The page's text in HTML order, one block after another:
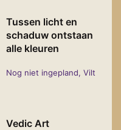
Tussen licht en
schaduw ontstaan
alle kleuren
Nog niet ingepland, Vilt
Vedic Art